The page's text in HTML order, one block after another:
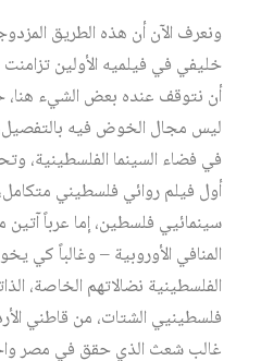
ونعرف الآن أن هذه الطريق
خليفي في فيلميه الأولين
أن نتوقف عنده بعض الشيء هنا،
ليس مجال الخوض فيه
في فضاء السينما الفلسطينية،
أول فيلم روائي فلسطيني متكامل،
سينمائيي فلسطين، إما عرباً آتين
المنافي الأوروبية – وغالباً كي
الفلسطينية نضالاتهم الخاصة،
فلسطينيي الشتات، من قاطني
غالب شعث الذي حقق في مصر